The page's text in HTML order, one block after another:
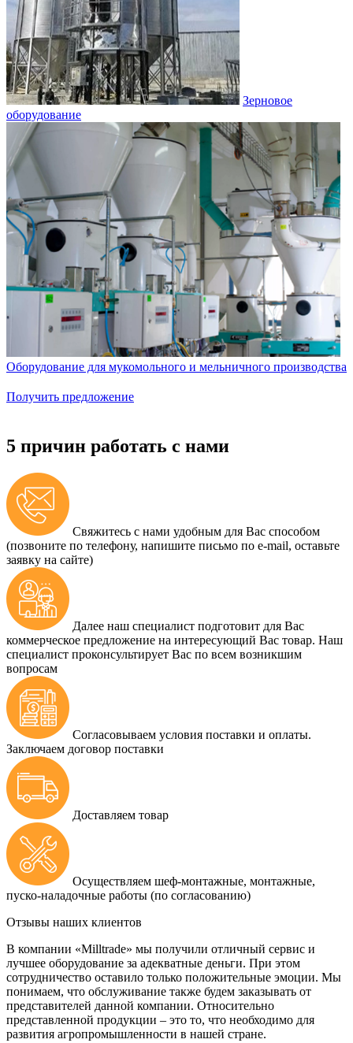
Зерновое
оборудование
Оборудование для мукомольного и мельничного производства
Получить предложение
5 причин работать с нами
Свяжитесь с нами удобным для Вас способом
(позвоните по телефону, напишите письмо по e-mail, оставьте
заявку на сайте)
Далее наш специалист подготовит для Вас
коммерческое предложение на интересующий Вас товар. Наш
специалист проконсультирует Вас по всем возникшим
вопросам
Согласовываем условия поставки и оплаты.
Заключаем договор поставки
Доставляем товар
Осуществляем шеф-монтажные, монтажные,
пуско-наладочные работы (по согласованию)
Отзывы наших клиентов
В компании «Milltrade» мы получили отличный сервис и
лучшее оборудование за адекватные деньги. При этом
сотрудничество оставило только положительные эмоции. Мы
понимаем, что обслуживание также будем заказывать от
представителей данной компании. Относительно
представленной продукции – это то, что необходимо для
развития агропромышленности в нашей стране.